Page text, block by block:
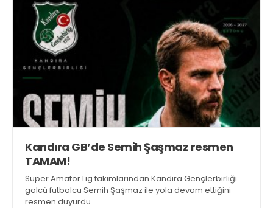
Kandıra GB’de Semih Şaşmaz resmen
TAMAM!
Süper Amatör Lig takımlarından Kandıra Gençlerbirliği
golcü futbolcu Semih Şaşmaz ile yola devam ettiğini
resmen duyurdu.